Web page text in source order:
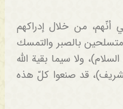
أنّهم، من خلال إدراكهم
متسلحين بالصبر والتمسك
ولا سيما بقية الله
قد صنعوا كلّ هذه